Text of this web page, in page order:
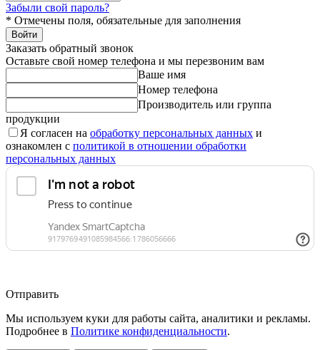
Забыли свой пароль?
* Отмечены поля, обязательные для заполнения
Войти
Заказать обратный звонок
Оставьте свой номер телефона и мы перезвоним вам
Ваше имя
Номер телефона
Производитель или группа
продукции
Я согласен на обработку персональных данных и
ознакомлен с политикой в отношении обработки
персональных данных
Отправить
Мы используем куки для работы сайта, аналитики и рекламы.
Подробнее в Политике конфиденциальности.